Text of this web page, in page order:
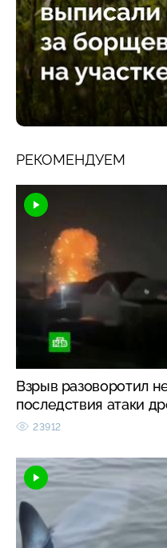
РЕКОМЕНДУЕМ
Взрыв разоворотил
последствия атаки
23912